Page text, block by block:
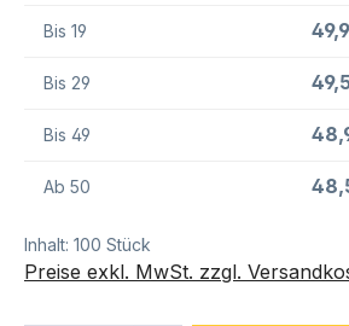
Bis 19
Bis 29
Bis 49
Ab 50
Inhalt: 100 Stück
Preise exkl. MwSt. zzgl.